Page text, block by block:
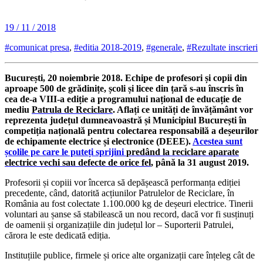
19 / 11 / 2018
#comunicat presa, #editia 2018-2019, #generale, #Rezultate inscrieri
București, 20 noiembrie 2018. Echipe de profesori și copii din
aproape 500 de grădinițe, școli și licee din țară s-au înscris în
cea de-a VIII-a ediție a programului național de educație de
mediu Patrula de Reciclare. Aflați ce unități de învățământ vor
reprezenta județul dumneavoastră și Municipiul București în
competiția națională pentru colectarea responsabilă a deșeurilor
de echipamente electrice și electronice (DEEE). Acestea sunt
școlile pe care le puteți sprijini predând la reciclare aparate
electrice vechi sau defecte de orice fel, până la 31 august 2019.
Profesorii și copiii vor încerca să depășească performanța ediției
precedente, când, datorită acțiunilor Patrulelor de Reciclare, în
România au fost colectate 1.100.000 kg de deșeuri electrice. Tinerii
voluntari au șanse să stabilească un nou record, dacă vor fi susținuți
de oamenii și organizațiile din județul lor – Suporterii Patrulei,
cărora le este dedicată ediția.
Instituțiile publice, firmele și orice alte organizații care înțeleg cât de